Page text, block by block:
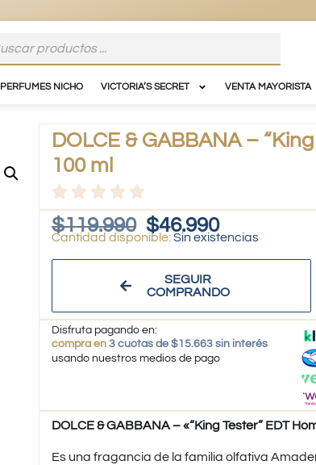
PERFUMES NICHO VICTORIA’S SECRET VENTA MAYORISTA
DOLCE & GABBANA –
100 ml
$119.990 $46.990
Sin existencias
SEGUIR
COMPRANDO
Disfruta pagando en:
compra en 3 cuotas de $15.663 sin interés
usando nuestros medios de pago
DOLCE & GABBANA – «“King Tester” EDT
Es una fragancia de la familia olfativa